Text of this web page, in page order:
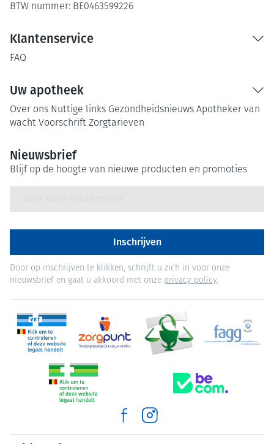
BTW nummer: BE0463599226
Klantenservice
FAQ
Uw apotheek
Over ons Nuttige links Gezondheidsnieuws Apotheker van
wacht Voorschrift Zorgtarieven
Nieuwsbrief
Blijf op de hoogte van nieuwe producten en promoties
Inschrijven
Door op inschrijven te klikken, schrijft u zich in voor onze
nieuwsbrief en gaat u akkoord met onze privacy policy.